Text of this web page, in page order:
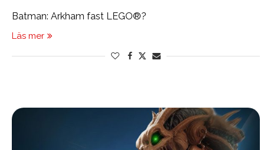
Batman: Arkham fast LEGO®?
Läs mer